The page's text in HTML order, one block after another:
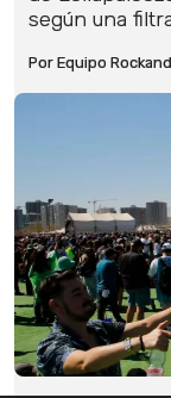
según una
Por Equipo